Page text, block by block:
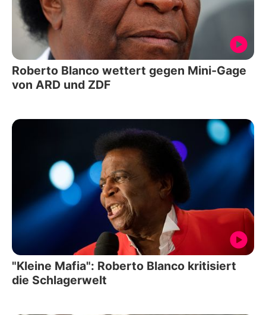
Roberto Blanco wettert gegen Mini-Gage
von ARD und ZDF
"Kleine Mafia": Roberto Blanco kritisiert
die Schlagerwelt